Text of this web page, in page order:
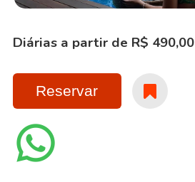
Diárias a partir de R$ 490,00
Reservar